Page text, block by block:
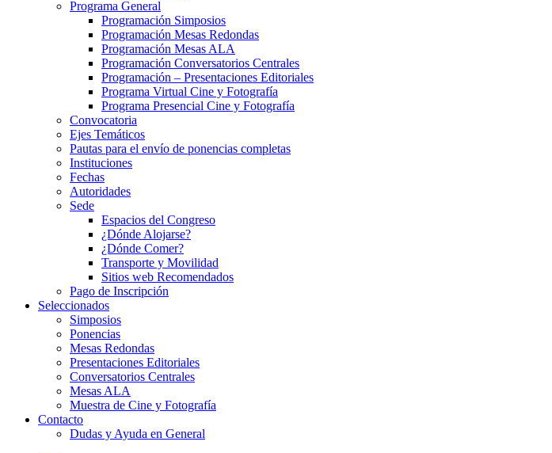
Programa General
Programación Simposios
Programación Mesas Redondas
Programación Mesas ALA
Programación Conversatorios Centrales
Programación – Presentaciones Editoriales
Programa Virtual Cine y Fotografía
Programa Presencial Cine y Fotografía
Convocatoria
Ejes Temáticos
Pautas para el envío de ponencias completas
Instituciones
Fechas
Autoridades
Sede
Espacios del Congreso
¿Dónde Alojarse?
¿Dónde Comer?
Transporte y Movilidad
Sitios web Recomendados
Pago de Inscripción
Seleccionados
Simposios
Ponencias
Mesas Redondas
Presentaciones Editoriales
Conversatorios Centrales
Mesas ALA
Muestra de Cine y Fotografía
Contacto
Dudas y Ayuda en General